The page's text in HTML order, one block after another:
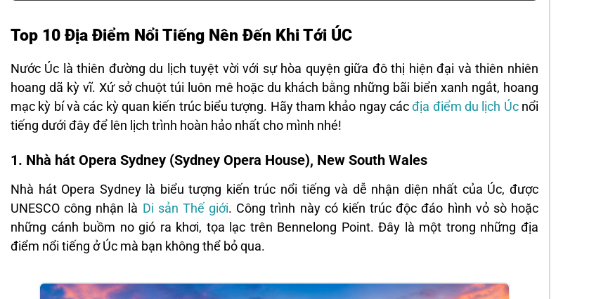
Top 10 Địa Điểm Nổi Tiếng Nên Đến Khi Tới ÚC
Nước Úc là thiên đường du lịch tuyệt vời với sự hòa quyện giữa đô thị hiện đại và thiên nhiên
hoang dã kỳ vĩ. Xứ sở chuột túi luôn mê hoặc du khách bằng những bãi biển xanh ngắt, hoang
mạc kỳ bí và các kỳ quan kiến trúc biểu tượng. Hãy tham khảo ngay cácđịa điểm du lịch Úcnổi
tiếng dưới đây để lên lịch trình hoàn hảo nhất cho mình nhé!
1. Nhà hát Opera Sydney (Sydney Opera House), New South Wales
Nhà hát Opera Sydney là biểu tượng kiến trúc nổi tiếng và dễ nhận diện nhất của Úc, được
UNESCO công nhận là Di sản Thế giới. Công trình này có kiến trúc độc đáo hình vỏ sò hoặc
những cánh buồm no gió ra khơi, tọa lạc trên Bennelong Point. Đây là một trong những địa
điểm nổi tiếng ở Úc mà bạn không thể bỏ qua.